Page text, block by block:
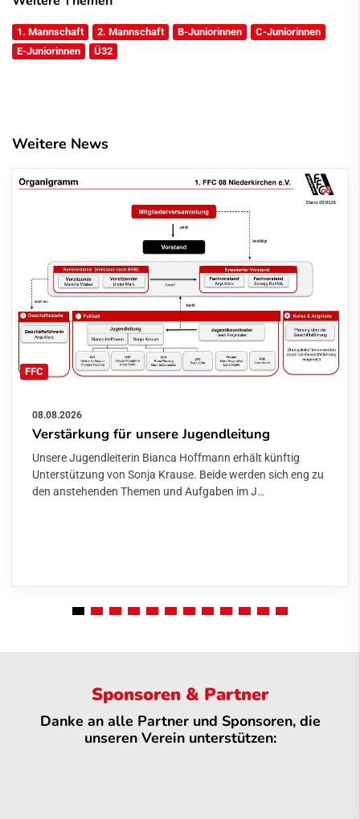
1. Mannschaft 2. Mannschaft B-Juniorinnen
C-Juniorinnen
E-Juniorinnen
Ü32
Weitere News
FFC
08.08.2026
Verstärkung für unsere Jugendleitung
Unsere Jugendleiterin Bianca Hoffmann erhält künftig
Unterstützung von Sonja Krause. Beide werden sich eng zu
den anstehenden Themen und Aufgaben im J…
Sponsoren & Partner
Danke an alle Partner und Sponsoren, die
unseren Verein unterstützen: